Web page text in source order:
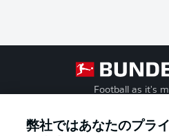
Football as it's
弊社ではあなたのプラ